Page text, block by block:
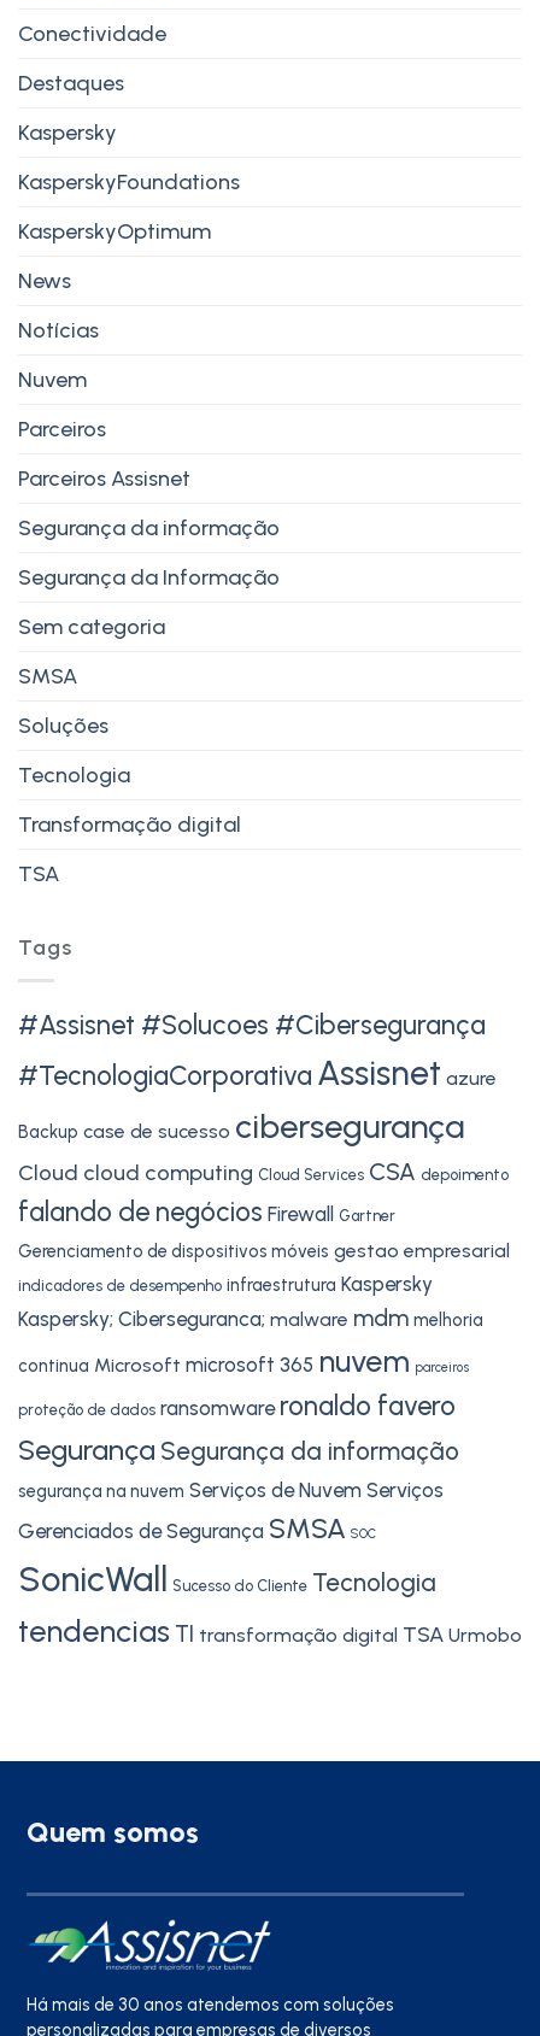
Conectividade
Destaques
Kaspersky
KasperskyFoundations
KasperskyOptimum
News
Notícias
Nuvem
Parceiros
Parceiros Assisnet
Segurança da informação
Segurança da Informação
Sem categoria
SMSA
Soluções
Tecnologia
Transformação digital
TSA
Tags
#Assisnet #Solucoes #Cibersegurança
#TecnologiaCorporativa Assisnet azure
Backup case de sucesso cibersegurança
Cloud cloud computing Cloud Services CSA depoimento
falando de negócios Firewall Gartner
Gerenciamento de dispositivos móveis gestao empresarial
indicadores de desempenho infraestrutura Kaspersky
Kaspersky; Ciberseguranca; malware mdm melhoria
continua Microsoft microsoft 365 nuvem parceiros
proteção de dados ransomware ronaldo favero
Segurança Segurança da informação
segurança na nuvem Serviços de Nuvem Serviços
Gerenciados de Segurança SMSA SOC
SonicWall Sucesso do Cliente Tecnologia
tendencias TI transformação digital TSA Urmobo
Quem somos
Há mais de 30 anos atendemos com soluções
personalizadas para empresas de diversos